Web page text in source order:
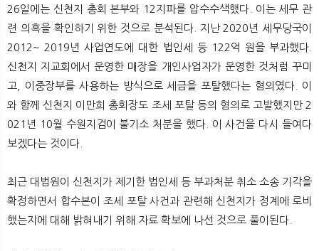
26일에는 신천지 총회 본부와 12지파를 압수수색했다. 이는 세무 관
련 의혹을 확인하기 위한 것으로 분석된다. 지난 2020년 세무당국이
2012~ 2019년 사업연도에 대한 법인세 등 122억 원을 부과했다.
신천지 지교회에서 운영한 매장을 개인사업자가 운영한 것처럼 꾸미
고, 이중장부를 사용하는 방식으로 세금을 포탈했다는 혐의였다. 이
와 함께 신천지 이만희 총회장도 조세 포탈 등의 혐의로 고발했지만 2
021년 10월 수원지검이 불기소 처분을 했다. 이 사건을 다시 들여다
보겠다는 것이다.
최근 대법원이 신천지가 제기한 법인세 등 부과처분 취소 소송 기각을
확정하면서 합수본이 조세 포탈 사건과 관련해 신천지가 정계에 로비
했는지에 대해 밝혀내기 위해 자료 확보에 나선 것으로 풀이된다.